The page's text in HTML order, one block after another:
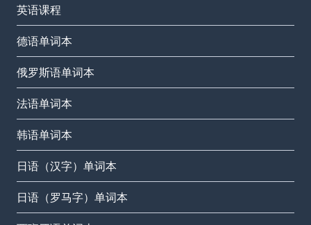
英语课程
德语单词本
俄罗斯语单词本
法语单词本
韩语单词本
日语（汉字）单词本
日语（罗马字）单词本